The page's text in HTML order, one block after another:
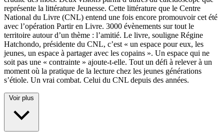
représente la littérature Jeunesse. Cette littérature que le Centre
National du Livre (CNL) entend une fois encore promouvoir cet été
avec l’opération Partir en Livre. 3000 évènements sur tout le
territoire autour d’un thème : l’amitié. Le livre, souligne Régine
Hatchondo, présidente du CNL, c’est « un espace pour eux, les
jeunes, un espace à partager avec les copains ». Un espace qui ne
soit pas une « contrainte » ajoute-t-elle. Tout un défi à relever à un
moment où la pratique de la lecture chez les jeunes générations
s’étiole. Un vrai combat. Celui du CNL depuis des années.
Voir plus